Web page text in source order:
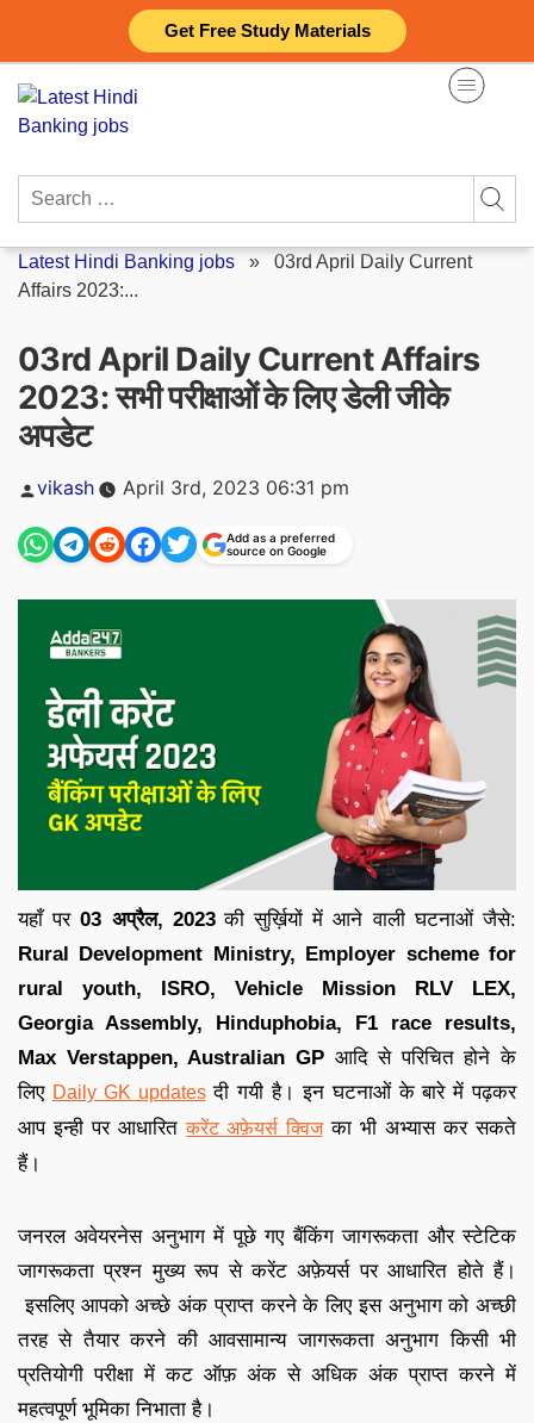
Get Free Study Materials
content
Search
Latest Hindi Banking jobs » 03rd April Daily Current
Affairs 2023:...
03rd April Daily Current Affairs
2023: सभी परीक्षाओं के लिए डेली जीके
अपडेट
Posted
vikash April 3rd, 2023 06:31 pm
Add as a preferred
source on Google
यहाँ पर03 अप्रैल, 2023 की सुर्ख़ियों में आने वाली घटनाओं जैसे:
Rural Development Ministry, Employer scheme for
rural youth, ISRO, Vehicle Mission RLV LEX,
Georgia Assembly, Hinduphobia, F1 race results,
Max Verstappen, Australian GP आदि से परिचित होने के
लिए Daily GK updates दी गयी है। इन घटनाओं के बारे में पढ़कर
आप इन्ही पर आधारित करेंट अफ़ेयर्स क्विज का भी अभ्यास कर सकते
हैं।
जनरल अवेयरनेस अनुभाग में पूछे गए बैंकिंग जागरूकता और स्टेटिक
जागरूकता प्रश्न मुख्य रूप से करेंट अफ़ेयर्स पर आधारित होते हैं।
इसलिए आपको अच्छे अंक प्राप्त करने के लिए इस अनुभाग को अच्छी
तरह से तैयार करने की आवसामान्य जागरूकता अनुभाग किसी भी
प्रतियोगी परीक्षा में कट ऑफ़ अंक से अधिक अंक प्राप्त करने में
महत्वपूर्ण भूमिका निभाता है।